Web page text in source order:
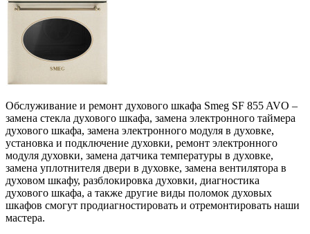
Обслуживание и ремонт духового шкафа Smeg SF 855 AVO –
замена стекла духового шкафа, замена электронного таймера
духового шкафа, замена электронного модуля в духовке,
установка и подключение духовки, ремонт электронного
модуля духовки, замена датчика температуры в духовке,
замена уплотнителя двери в духовке, замена вентилятора в
духовом шкафу, разблокировка духовки, диагностика
духового шкафа, а также другие виды поломок духовых
шкафов смогут продиагностировать и отремонтировать наши
мастера.